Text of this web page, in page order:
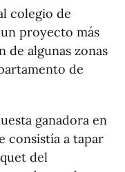
colegio de
proyecto más
de algunas zonas
de
ganadora en
consistía a tapar
del